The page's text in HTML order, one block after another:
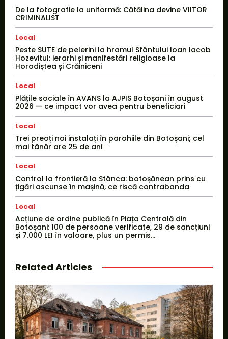
De la fotografie la uniformă: Cătălina devine VIITOR
CRIMINALIST
Local
Peste SUTE de pelerini la hramul Sfântului Ioan Iacob
Hozevitul: ierarhi și manifestări religioase la
Horodiștea și Crăiniceni
Local
Plățile sociale în AVANS la AJPIS Botoșani în august
2026 — ce impact vor avea pentru beneficiari
Local
Trei preoți noi instalați în parohiile din Botoșani; cel
mai tânăr are 25 de ani
Local
Control la frontieră la Stânca: botoșănean prins cu
țigări ascunse în mașină, ce riscă contrabanda
Local
Acțiune de ordine publică în Piața Centrală din
Botoșani: 100 de persoane verificate, 29 de sancțiuni
și 7.000 LEI în valoare, plus un permis...
Related Articles